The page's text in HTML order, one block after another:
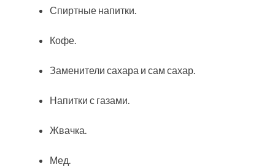
Спиртные напитки.
Кофе.
Заменители сахара и сам сахар.
Напитки с газами.
Жвачка.
Мед.